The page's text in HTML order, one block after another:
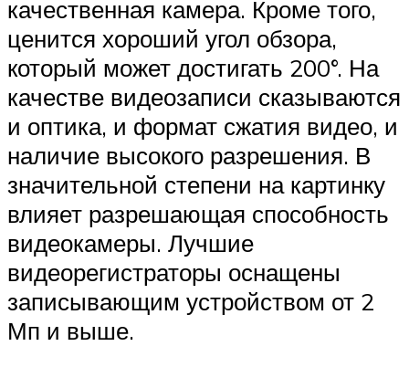
качественная камера. Кроме того,
ценится хороший угол обзора,
который может достигать 200°. На
качестве видеозаписи сказываются
и оптика, и формат сжатия видео, и
наличие высокого разрешения. В
значительной степени на картинку
влияет разрешающая способность
видеокамеры. Лучшие
видеорегистраторы оснащены
записывающим устройством от 2
Мп и выше.